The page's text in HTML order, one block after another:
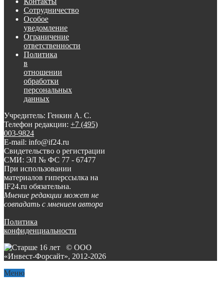
Сотрудничество
Особое
уведомление
Ограничение
ответственности
Политика
в
отношении
обработки
персональных
данных
Учредитель: Генкин А. С.
Телефон редакции: +7 (495)
003-9824
E-mail: info@if24.ru
Свидетельство о регистрации
СМИ: ЭЛ № ФС 77 - 67477
При использовании
материалов гиперссылка на
IF24.ru обязательна.
Мнение редакции может не
совпадать с мнением автора
Политика
конфиденциальности
© ООО
«Инвест-Форсайт», 2012-2026
Меню